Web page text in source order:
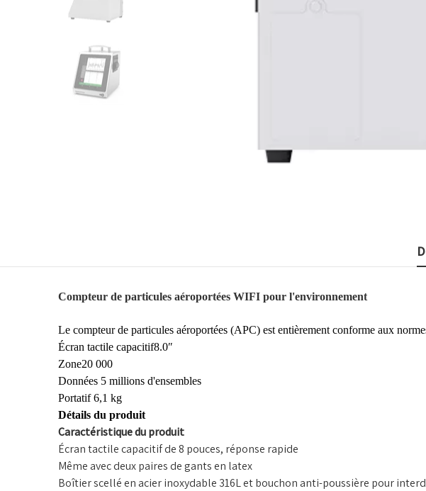
Compteur de particules aéroportées WIFI pour l'environnement
Le compteur de particules aéroportées (APC) est entièrement conforme aux
Écran tactile capacitif8.0″
Zone20 000
Données 5 millions d'ensembles
Portatif 6,1 kg
Détails du produit
Caractéristique du produit
Écran tactile capacitif de 8 pouces, réponse rapide
Même avec deux paires de gants en latex
Boîtier scellé en acier inoxydable 316L et bouchon anti-poussière pour